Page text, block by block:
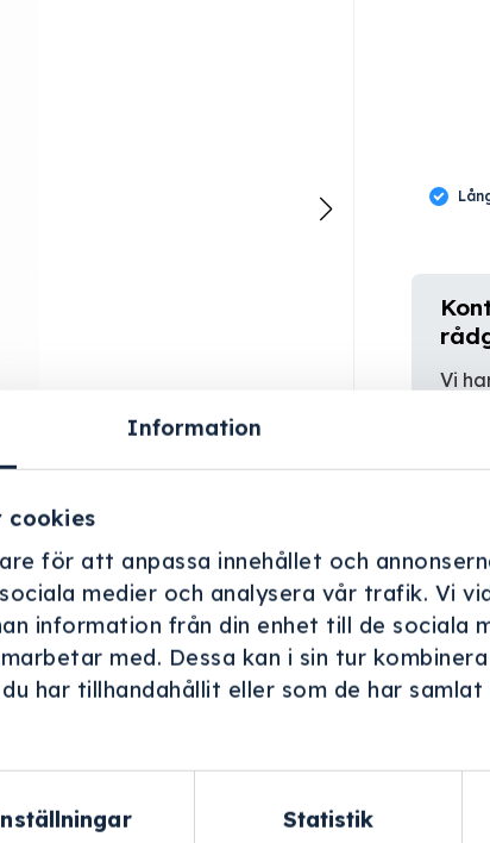
Information
cookies
för att anpassa innehållet och
medier och analysera vår trafik. Vi
information från din enhet till de sociala
med. Dessa kan i sin tur
har tillhandahållit eller som de har samlat
Statistik
Helskärm
Vi